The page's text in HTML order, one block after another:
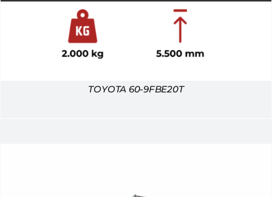
TOYOTA 60-9FBE20T